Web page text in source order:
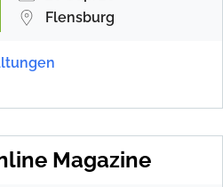
Flensburg
Magazine